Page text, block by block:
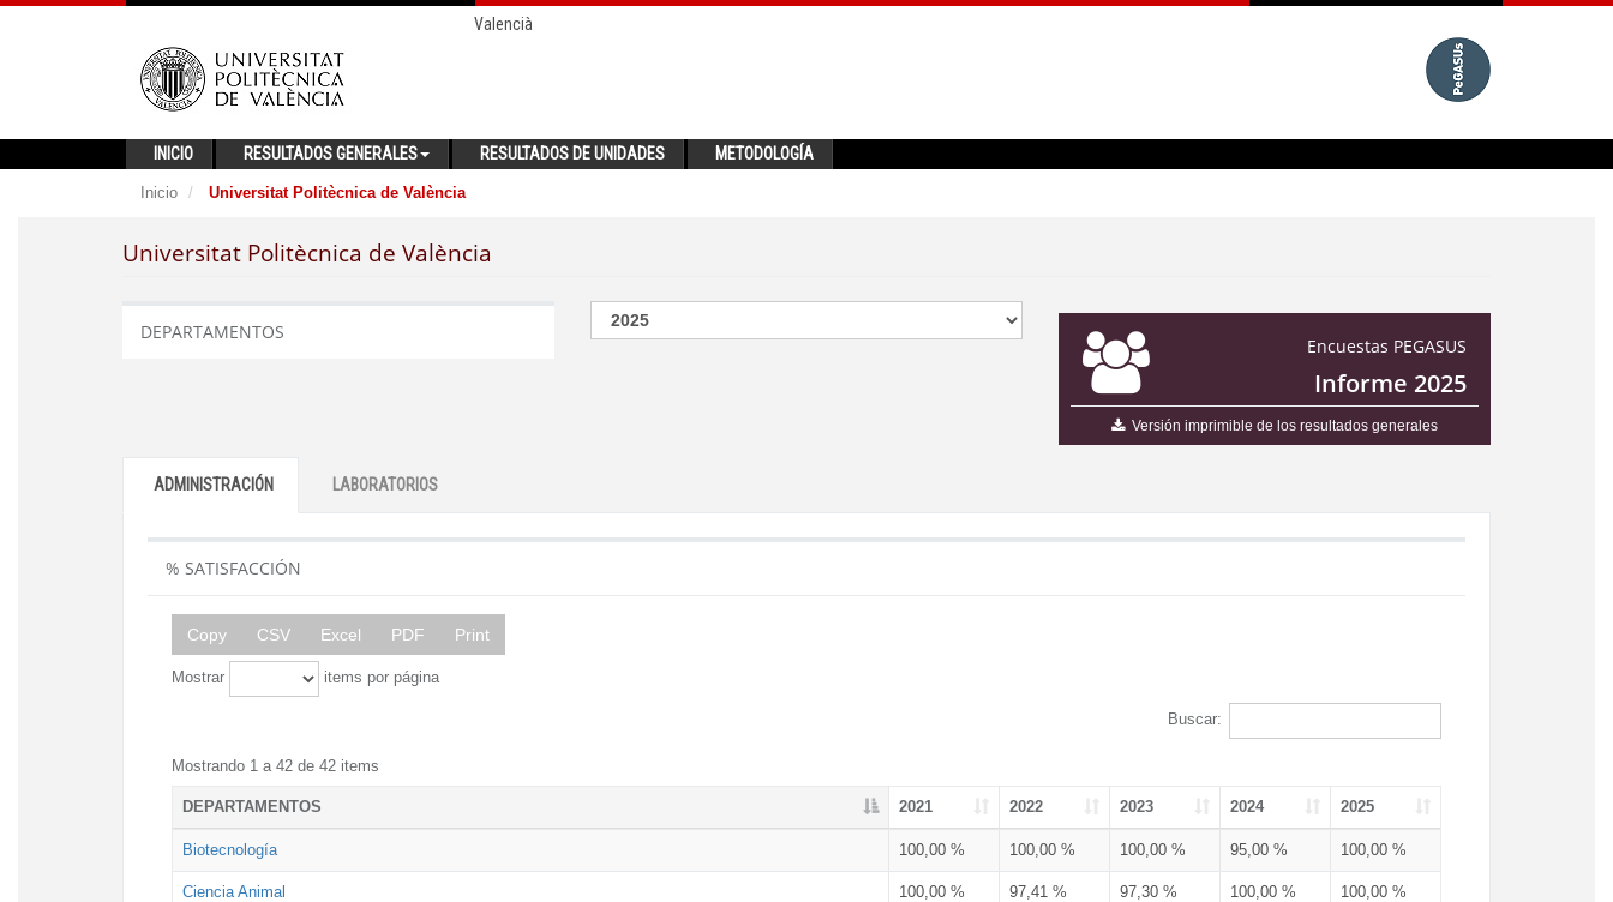
Valencià
INICIO RESULTADOS GENERALES RESULTADOS DE UNIDADES METODOLOGÍA
Inicio Universitat Politècnica de València
Universitat Politècnica de València
Encuestas PEGASUS
Informe 2025
Versión imprimible de los resultados generales
DEPARTAMENTOS
ADMINISTRACIÓN LABORATORIOS
% SATISFACCIÓN
Copy CSV Excel PDF Print
Mostrar items por página
Buscar:
Mostrando 1 a 42 de 42 items
DEPARTAMENTOS 2021 2022 2023 2024 2025
Biotecnología 100,00 % 100,00 % 100,00 % 95,00 % 100,00 %
Ciencia Animal 100,00 % 97,41 % 97,30 % 100,00 % 100,00 %